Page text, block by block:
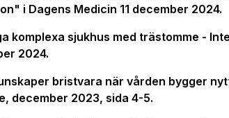
i Dagens Medicin 11 december 2024.
i ny flik)
komplexa sjukhus med trästomme -
2024.
i ny flik)
bristvara när vården bygger
december 2023, sida 4-5.
i ny flik)